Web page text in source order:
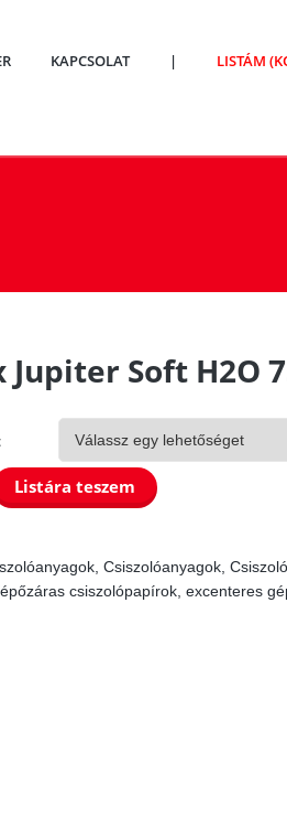
KAPCSOLAT | LISTÁM
Jupiter Soft H2O
Listára teszem
,Csiszolóanyagok ,
csiszolópapírok, excenteres